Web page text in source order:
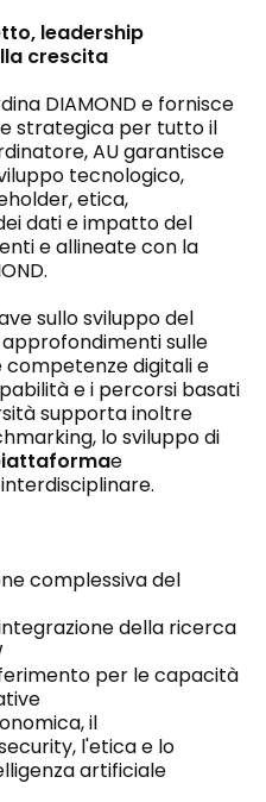
leadership
crescita
DIAMOND e fornisce
strategica per tutto il
AU garantisce
tecnologico,
etica,
dati e impatto del
e allineate con la
sullo sviluppo del
sulle
digitali e
e i percorsi basati
supporta inoltre
lo sviluppo di
e
complessiva del
della ricerca
per le capacità
il
l'etica e lo
artificiale